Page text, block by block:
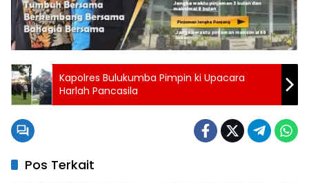
Kapolres Bulukumba Pimpin ki Upacara
Harlah Pancasila
Pos Terkait